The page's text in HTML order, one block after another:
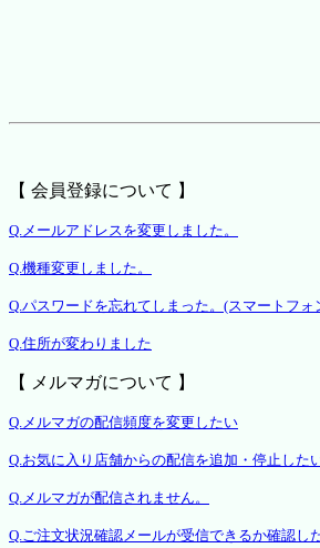
【 会員登録について 】
Q.メールアドレスを変更しました。
Q.機種変更しました。
Q.パスワードを忘れてしまった。(スマートフォ
Q.住所が変わりました
【 メルマガについて 】
Q.メルマガの配信頻度を変更したい
Q.お気に入り店舗からの配信を追加・停止した
Q.メルマガが配信されません。
Q.ご注文状況確認メールが受信できるか確認した